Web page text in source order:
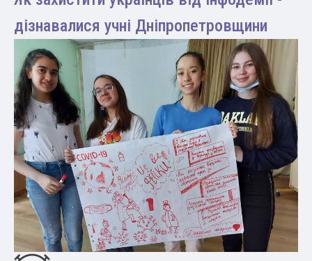
дізнавалися учні Дніпропетровщини